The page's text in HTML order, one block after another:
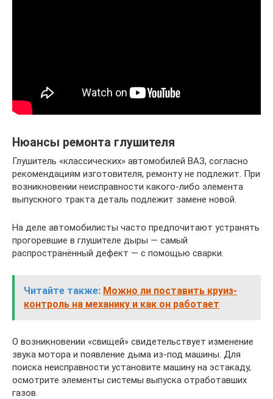
Нюансы ремонта глушителя
Глушитель «классических» автомобилей ВАЗ, согласно
рекомендациям изготовителя, ремонту не подлежит. При
возникновении неисправности какого-либо элемента
выпускного тракта деталь подлежит замене новой.
На деле автомобилисты часто предпочитают устранять
прогоревшие в глушителе дыры — самый
распространённый дефект — с помощью сварки.
Читайте также: Можно ли поставить круиз-
контроль на механику и как он работает
О возникновении «свищей» свидетельствует изменение
звука мотора и появление дыма из-под машины. Для
поиска неисправности установите машину на эстакаду,
осмотрите элементы системы выпуска отработавших
газов.